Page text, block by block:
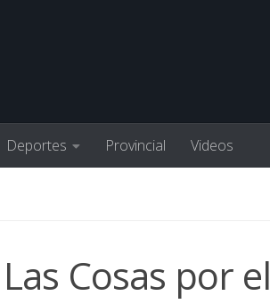
Deportes Provincial Videos
Cosas por el